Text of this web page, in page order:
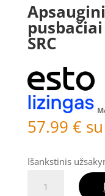
pusbačiai
SRC
57.99 €
Išankstinis